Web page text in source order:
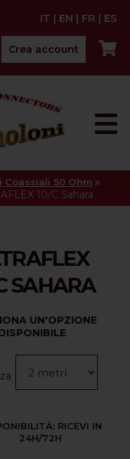
IT | EN | FR | ES
Crea account
Coassiali 50 Ohm »
10/C Sahara
SAHARA
UN'OPZIONE
RICEVI IN
24H/72H